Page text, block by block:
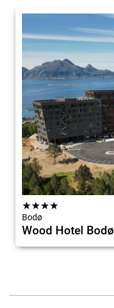
★★★★
Bodø
Wood Hotel Bodø